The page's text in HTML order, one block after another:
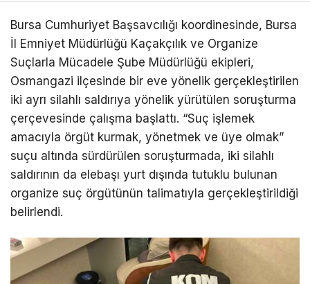
Bursa Cumhuriyet Başsavcılığı koordinesinde, Bursa
İl Emniyet Müdürlüğü Kaçakçılık ve Organize
Suçlarla Mücadele Şube Müdürlüğü ekipleri,
Osmangazi ilçesinde bir eve yönelik gerçekleştirilen
iki ayrı silahlı saldırıya yönelik yürütülen soruşturma
çerçevesinde çalışma başlattı. “Suç işlemek
amacıyla örgüt kurmak, yönetmek ve üye olmak”
suçu altında sürdürülen soruşturmada, iki silahlı
saldırının da elebaşı yurt dışında tutuklu bulunan
organize suç örgütünün talimatıyla gerçekleştirildiği
belirlendi.